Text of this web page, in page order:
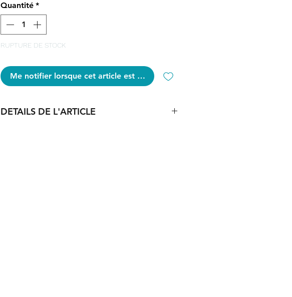
Quantité *
RUPTURE DE STOCK
Me notifier lorsque cet article est disponible
DETAILS DE L'ARTICLE